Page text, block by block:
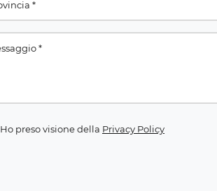
Ho preso visione della Privacy Policy